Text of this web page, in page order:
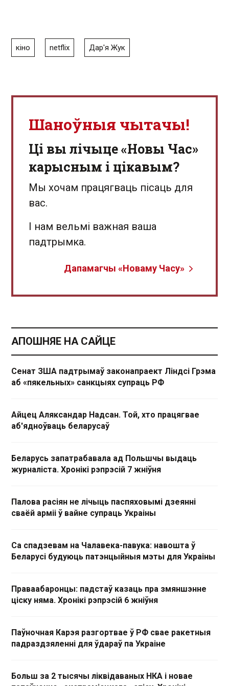
кіно netflix Дар'я Жук
Шаноўныя чытачы!
Ці вы лічыце «Новы Час»
карысным і цікавым?
Мы хочам працягваць пісаць для
вас.
І нам вельмі важная ваша
падтрымка.
Дапамагчы «Новаму Часу»
АПОШНЯЕ НА САЙЦЕ
Сенат ЗША падтрымаў законапраект Ліндсі Грэма
аб «пякельных» санкцыях супраць РФ
Айцец Аляксандар Надсан. Той, хто працягвае
аб'ядноўваць беларусаў
Беларусь запатрабавала ад Польшчы выдаць
журналіста. Хронікі рэпрэсій 7 жніўня
Палова расіян не лічыць паспяховымі дзеянні
сваёй арміі ў вайне супраць Украіны
Са спадзевам на Чалавека-павука: навошта ў
Беларусі будуюць патэнцыйныя мэты для Украіны
Праваабаронцы: падстаў казаць пра змяншэнне
ціску няма. Хронікі рэпрэсій 6 жніўня
Паўночная Карэя разгортвае ў РФ свае ракетныя
падраздзяленні для ўдараў па Украіне
Больш за 2 тысячы ліквідаваных НКА і новае